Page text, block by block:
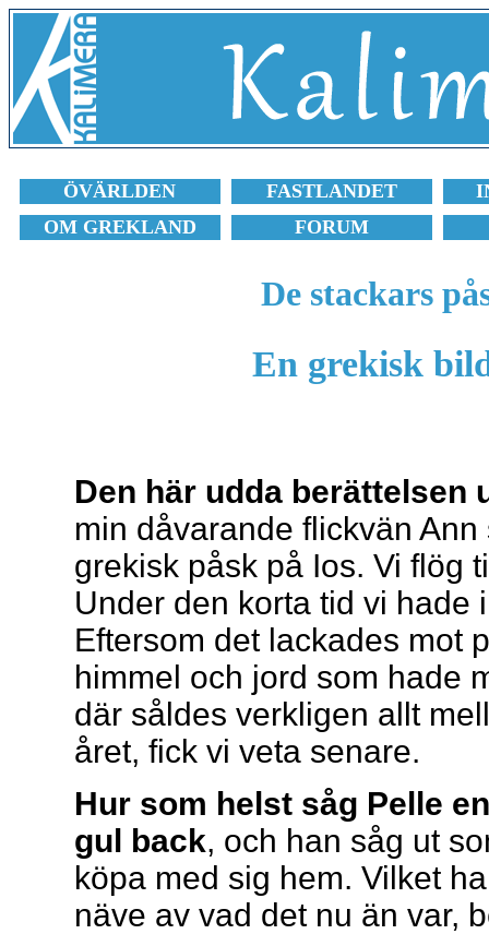
ÖVÄRLDEN FASTLANDET
OM GREKLAND
FORUM
De stackars
En grekisk
Den här udda berättelsen
min dåvarande flickvän
grekisk påsk på Ios. Vi flög
Under den korta tid vi hade
Eftersom det lackades mot
himmel och jord som hade
där såldes verkligen allt
året, fick vi veta senare.
Hur som helst såg Pelle
gul back, och han såg ut
köpa med sig hem. Vilket
näve av vad det nu än var,